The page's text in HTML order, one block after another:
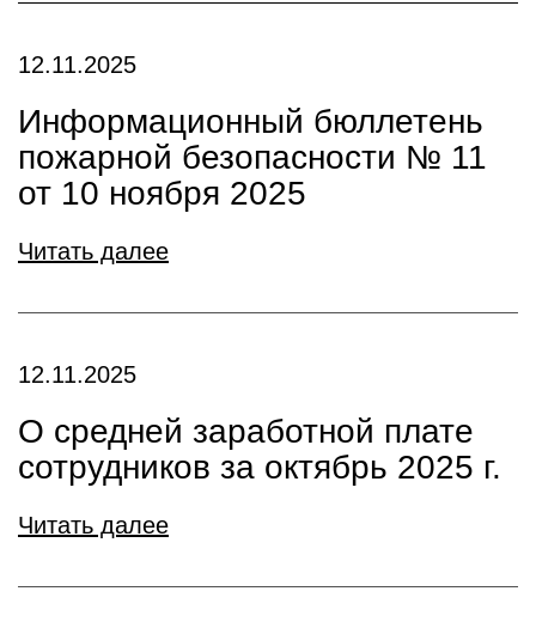
12.11.2025
Информационный бюллетень
пожарной безопасности № 11
от 10 ноября 2025
Читать далее
12.11.2025
О средней заработной плате
сотрудников за октябрь 2025 г.
Читать далее